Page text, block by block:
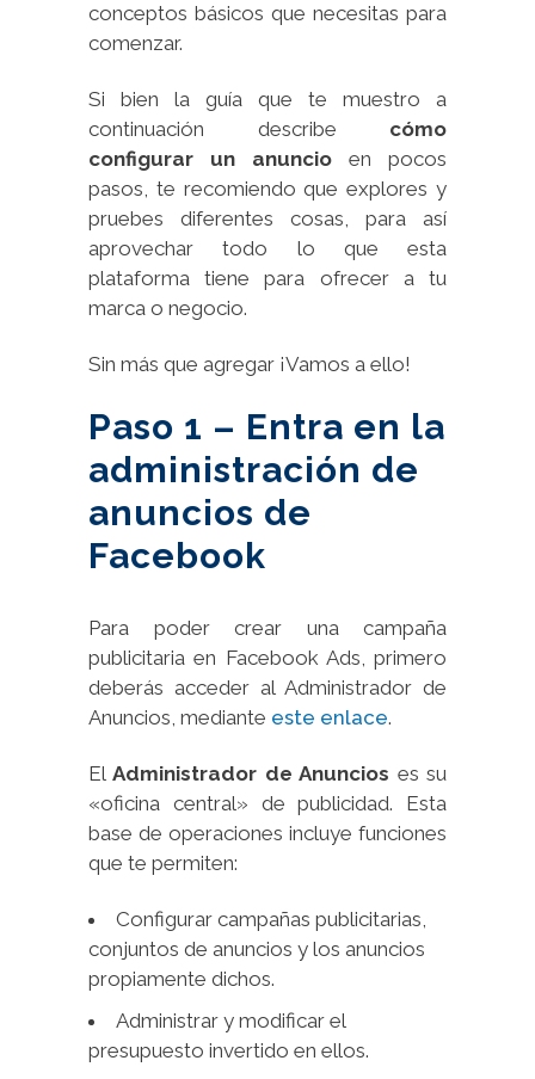
conceptos básicos que necesitas para
comenzar.
Si bien la guía que te muestro a
continuación describe cómo
configurar un anuncio en pocos
pasos, te recomiendo que explores y
pruebes diferentes cosas, para así
aprovechar todo lo que esta
plataforma tiene para ofrecer a tu
marca o negocio.
Sin más que agregar ¡Vamos a ello!
Paso 1 – Entra en la
administración de
anuncios de
Facebook
Para poder crear una campaña
publicitaria en Facebook Ads, primero
deberás acceder al Administrador de
Anuncios, mediante este enlace.
ElAdministrador de Anuncios es su
«oficina central» de publicidad. Esta
base de operaciones incluye funciones
que te permiten:
Configurar campañas publicitarias,
conjuntos de anuncios y los anuncios
propiamente dichos.
Administrar y modificar el
presupuesto invertido en ellos.